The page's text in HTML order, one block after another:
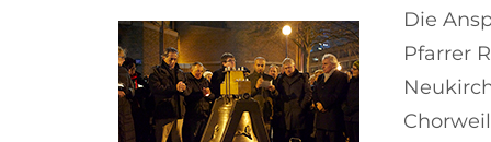
Die
Pfarrer